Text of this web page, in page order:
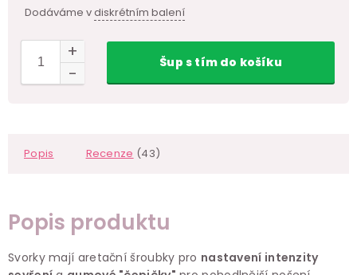
Dodáváme vdiskrétním balení
Šups tímdo košíku
Popis Recenze (43)
Popis produktu
Svorky mají aretační šroubky pro nastavení intenzity